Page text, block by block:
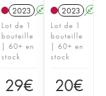
2023 A K
Lot de 1
bouteille
| 60+ en
stock
29€
2023 A
Lot de 1
bouteille
| 60+ en
stock
20€